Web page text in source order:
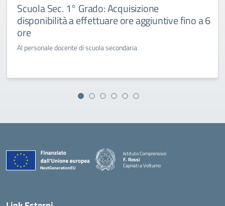
Scuola Sec. 1° Grado: Acquisizione
disponibilità a effettuare ore aggiuntive fino a 6
ore
Al personale docente di scuola secondaria
Istituto Comprensivo
F. Rossi
Capriati a Volturno
— Visita la pagina iniziale della scuola